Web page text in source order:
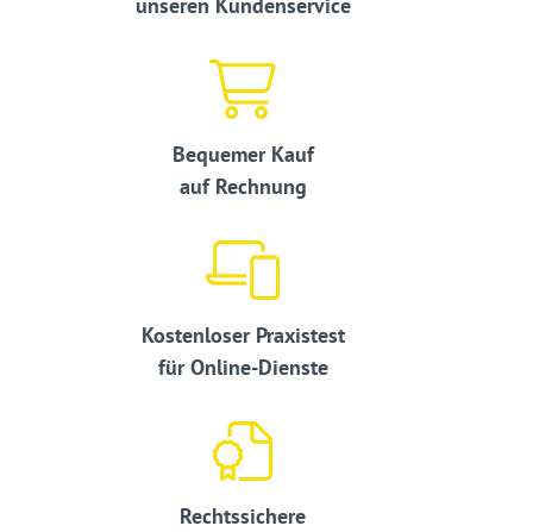
unseren Kundenservice
Bequemer Kauf
auf Rechnung
Kostenloser Praxistest
für Online-Dienste
Rechtssichere